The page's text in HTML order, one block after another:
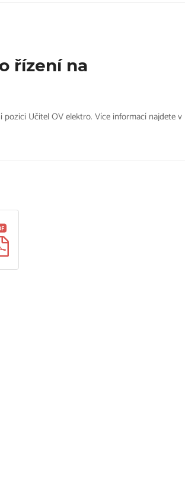
řízení na
Učitel OV elektro. Více informací najdete v